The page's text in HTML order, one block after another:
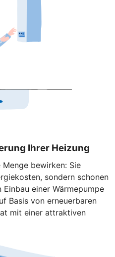
Ihrer Heizung
Menge bewirken: Sie
sondern schonen
einer Wärmepumpe
Basis von erneuerbaren
mit einer attraktiven